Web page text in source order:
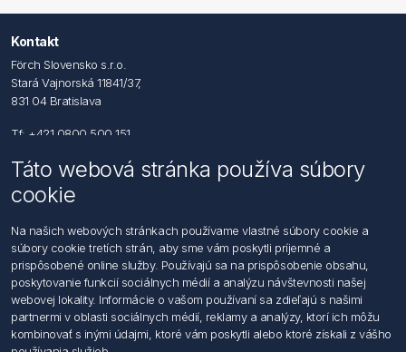
Kontakt
Förch Slovensko s.r.o.
Stará Vajnorská 11841/37,
831 04 Bratislava
Tf: +421 0800 500 151
Email: office@foerch.sk
Kontaktujte nás
Informácie
Imprint
Vyhlásenie k ochrane údajov
Všeobecné dodacie a obchodné podmienky
Obchodný zástupca
Táto webová stránka používa súbory
cookie
Na našich webových stránkach používame vlastné súbory cookie a
súbory cookie tretích strán, aby sme vám poskytli príjemné a
prispôsobené online služby. Používajú sa na prispôsobenie obsahu,
poskytovanie funkcií sociálnych médií a analýzu návštevnosti našej
webovej lokality. Informácie o vašom používaní sa zdieľajú s našimi
partnermi v oblasti sociálnych médií, reklamy a analýzy, ktorí ich môžu
kombinovať s inými údajmi, ktoré vám poskytli alebo ktoré získali z vášho